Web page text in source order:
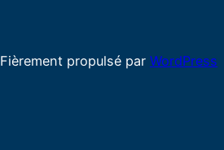
Fièrement propulsé par WordPress